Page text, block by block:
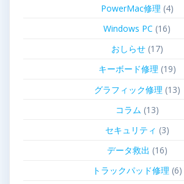
PowerMac修理 (4)
Windows PC (16)
おしらせ(17)
キーボード修理 (19)
グラフィック修理 (13)
コラム (13)
セキュリティ (3)
データ救出 (16)
トラックパッド修理 (6)